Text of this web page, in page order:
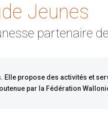
Jeunes
partenaire
propose des activités et
par la Fédération